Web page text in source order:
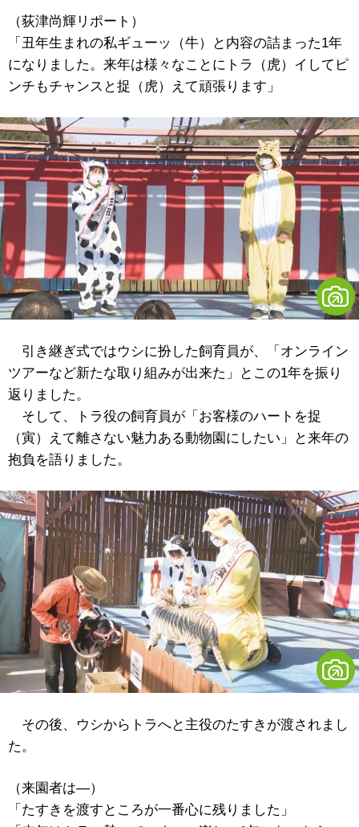
（荻津尚輝リポート）
「丑年生まれの私ギューッ（牛）と内容の詰まった1年
になりました。来年は様々なことにトラ（虎）イしてピ
ンチもチャンスと捉（虎）えて頑張ります」
引き継ぎ式ではウシに扮した飼育員が、「オンライン
ツアーなど新たな取り組みが出来た」とこの1年を振り
返りました。
そして、トラ役の飼育員が「お客様のハートを捉
（寅）えて離さない魅力ある動物園にしたい」と来年の
抱負を語りました。
その後、ウシからトラへと主役のたすきが渡されまし
た。
（来園者は―）
「たすきを渡すところが一番心に残りました」